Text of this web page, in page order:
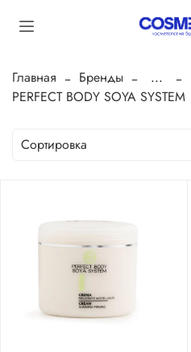
Главная Бренды
...
PERFECT BODY SOYA SYSTEM